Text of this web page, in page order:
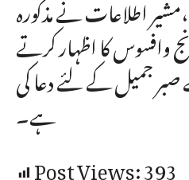
وافسوس کا اظہار کرتے
جمیل کے لئے دعا کی
ہے۔
Post Views:393